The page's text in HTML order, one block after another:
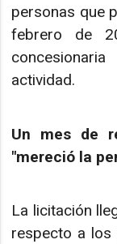
personas que
febrero de
actividad.
Un mes de
"mereció la
La licitación
respecto a los